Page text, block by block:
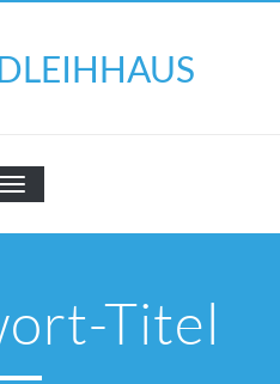
SCHALTE
NAVIGATION
Titel